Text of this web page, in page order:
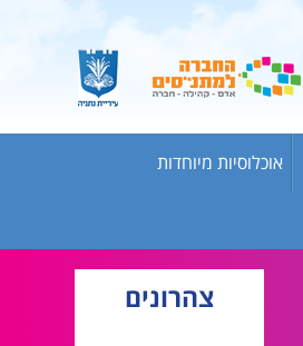
אוכלוסיות מיוחדות
צהרונים